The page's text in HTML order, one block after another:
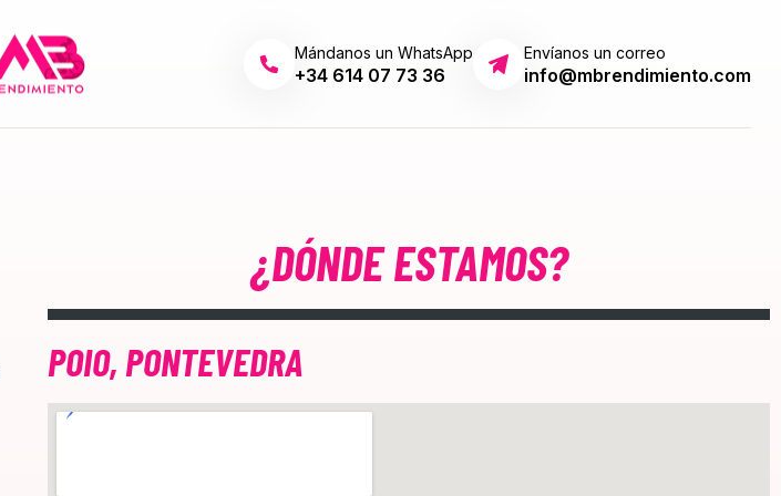
Mándanos un WhatsApp
+34 614 07 73 36
Envíanos un correo
info@mbrendimiento.com
¿DÓNDE ESTAMOS?
POIO, PONTEVEDRA